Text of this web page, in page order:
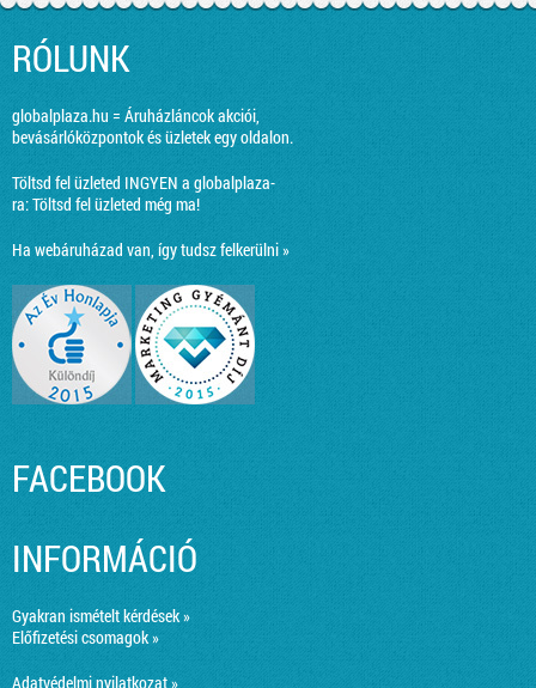
RÓLUNK
globalplaza.hu = Áruházláncok akciói,
bevásárlóközpontok és üzletek egy oldalon.
Töltsd fel üzleted INGYEN a globalplaza-
ra:Töltsd fel üzleted még ma!
Ha webáruházad van, így tudsz felkerülni »
FACEBOOK
INFORMÁCIÓ
Gyakran ismételt kérdések »
Előfizetési csomagok »
Adatvédelmi nyilatkozat »